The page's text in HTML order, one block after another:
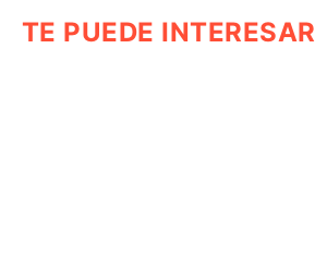
TE PUEDE INTERESAR